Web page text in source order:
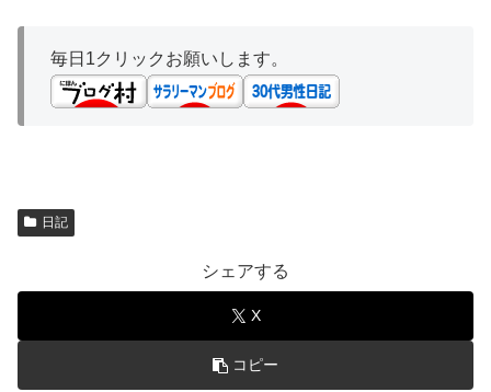
毎日1クリックお願いします。
日記
シェアする
X
コピー